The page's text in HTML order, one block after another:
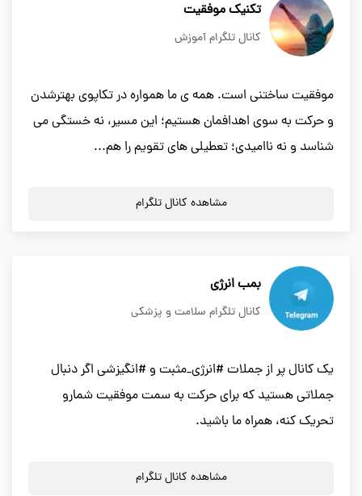
تكنيك موفقيت
کانال تلگرام آموزش
موفقیت ساختنی است. همه ی ما همواره در تکاپوی بهترشدن
و حرکت به سوی اهدافمان هستیم؛ این مسیر، نه خستگی می
شناسد و نه ناامیدی؛ تعطیلی های تقویم را هم...
مشاهده کانال تلگرام
بمب انرژی
کانال تلگرام سلامت و پزشکی
یک کانال پر از جملات #انرژی_مثبت و #انگیزشی اگر دنبال
جملاتی هستید که برای حرکت به سمت موفقیت شمارو
تحریک کنه، همراه ما باشید.
مشاهده کانال تلگرام